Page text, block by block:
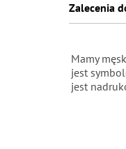
Zalecenia
Mamy
jest
jest